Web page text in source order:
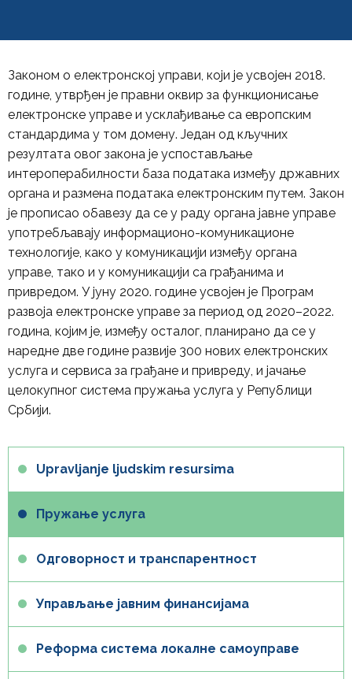
Законом о електронској управи, који је усвојен 2018.
године, утврђен је правни оквир за функционисање
електронске управе и усклађивање са европским
стандардима у том домену. Један од кључних
резултата овог закона је успостављање
интероперабилности база података између државних
органа и размена података електронским путем. Закон
је прописао обавезу да се у раду органа јавне управе
употребљавају информационо-комуникационе
технологије, како у комуникацији између органа
управе, тако и у комуникацији са грађанима и
привредом. У јуну 2020. године усвојен је Програм
развоја електронске управе за период од 2020–2022.
година, којим је, између осталог, планирано да се у
наредне две године развије 300 нових електронских
услуга и сервиса за грађане и привреду, и јачање
целокупног система пружања услуга у Републици
Србији.
Upravljanje ljudskim resursima
Пружање услуга
Одговорност и транспарентност
Управљање јавним финансијама
Реформа система локалне самоуправе